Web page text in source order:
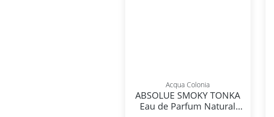
Acqua Colonia
ABSOLUE SMOKY TONKA
Eau de Parfum Natural